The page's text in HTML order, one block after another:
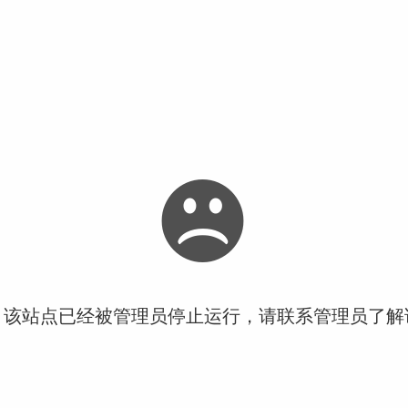
站点已经被管理员停止运行，请联系管理员了